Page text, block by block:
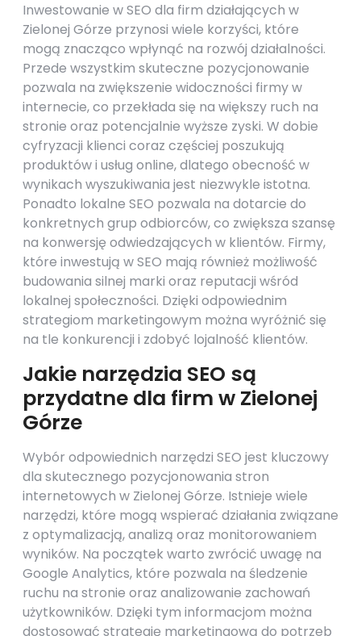
Inwestowanie w SEO dla firm działających w
Zielonej Górze przynosi wiele korzyści, które
mogą znacząco wpłynąć na rozwój działalności.
Przede wszystkim skuteczne pozycjonowanie
pozwala na zwiększenie widoczności firmy w
internecie, co przekłada się na większy ruch na
stronie oraz potencjalnie wyższe zyski. W dobie
cyfryzacji klienci coraz częściej poszukują
produktów i usług online, dlatego obecność w
wynikach wyszukiwania jest niezwykle istotna.
Ponadto lokalne SEO pozwala na dotarcie do
konkretnych grup odbiorców, co zwiększa szansę
na konwersję odwiedzających w klientów. Firmy,
które inwestują w SEO mają również możliwość
budowania silnej marki oraz reputacji wśród
lokalnej społeczności. Dzięki odpowiednim
strategiom marketingowym można wyróżnić się
na tle konkurencji i zdobyć lojalność klientów.
Jakie narzędzia SEO są
przydatne dla firm w Zielonej
Górze
Wybór odpowiednich narzędzi SEO jest kluczowy
dla skutecznego pozycjonowania stron
internetowych w Zielonej Górze. Istnieje wiele
narzędzi, które mogą wspierać działania związane
z optymalizacją, analizą oraz monitorowaniem
wyników. Na początek warto zwrócić uwagę na
Google Analytics, które pozwala na śledzenie
ruchu na stronie oraz analizowanie zachowań
użytkowników. Dzięki tym informacjom można
dostosować strategię marketingową do potrzeb